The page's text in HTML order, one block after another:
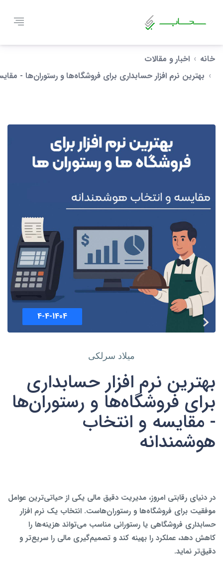
خانه
اخبار و مقالات
بهترین نرم‌ افزار حسابداری برای فروشگاه‌ها و رستوران‌ها -
4-4-1404
میلاد سرلکی
بهترین نرم‌ افزار حسابداری
برای فروشگاه‌ها و رستوران‌ها
- مقایسه و انتخاب
هوشمندانه
در دنیای رقابتی امروز، مدیریت دقیق مالی یکی از حیاتی‌ترین عوامل
موفقیت برای فروشگاه‌ها و رستوران‌هاست. انتخاب یک نرم‌ افزار
حسابداری فروشگاهی یا رستورانی مناسب می‌تواند هزینه‌ها را
کاهش دهد، عملکرد را بهینه کند و تصمیم‌گیری مالی را سریع‌تر و
دقیق‌تر نماید.